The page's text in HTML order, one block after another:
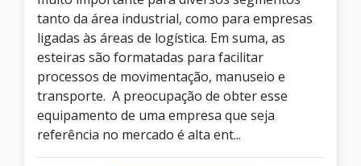
tanto da área industrial, como para empresas
ligadas às áreas de logística. Em suma, as
esteiras são formatadas para facilitar
processos de movimentação, manuseio e
transporte. A preocupação de obter esse
equipamento de uma empresa que seja
referência no mercado é alta ent...